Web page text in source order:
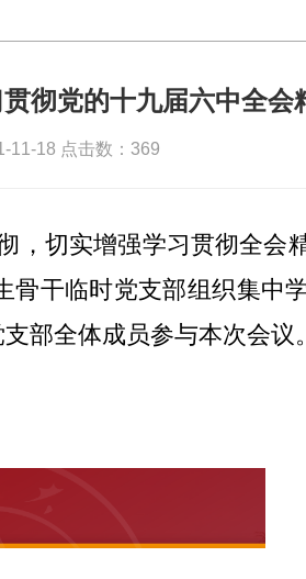
彻党的十九届六中全会
11-18 点击数： 369
，切实增强学习贯彻全会
骨干临时党支部组织集中
部全体成员参与本次会议。